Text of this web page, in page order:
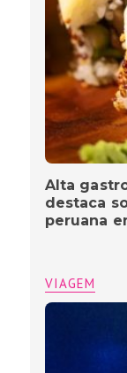
Alta
destaca
peruana
VIAGEM